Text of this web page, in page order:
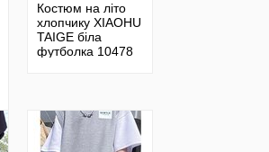
Костюм на літо
хлопчику XIAOHU
TAIGE біла
футболка 10478